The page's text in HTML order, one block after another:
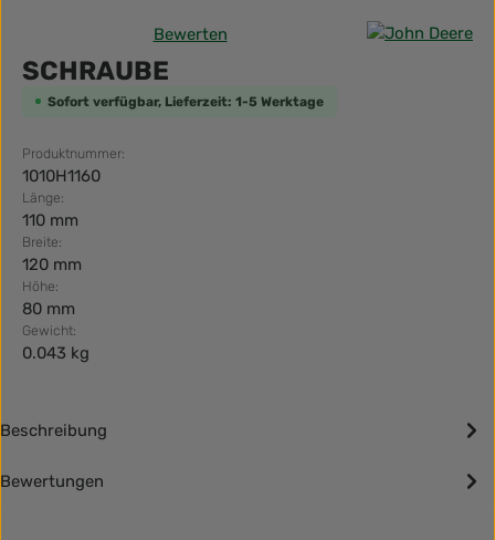
Durchschnittliche Bewertung von 0 von 5 Sternen
Bewerten
SCHRAUBE
Sofort verfügbar, Lieferzeit: 1-5 Werktage
Produktnummer:
1010H1160
Länge:
110 mm
Breite:
120 mm
Höhe:
80 mm
Gewicht:
0.043 kg
Beschreibung
Bewertungen